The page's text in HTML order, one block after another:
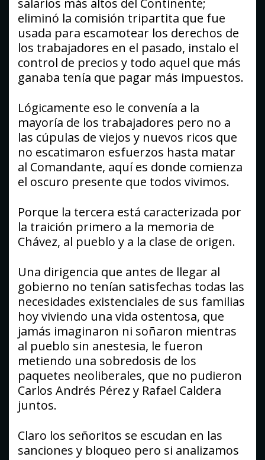
salarios más altos del Continente;
eliminó la comisión tripartita que fue
usada para escamotear los derechos de
los trabajadores en el pasado, instalo el
control de precios y todo aquel que más
ganaba tenía que pagar más impuestos.
Lógicamente eso le convenía a la
mayoría de los trabajadores pero no a
las cúpulas de viejos y nuevos ricos que
no escatimaron esfuerzos hasta matar
al Comandante, aquí es donde comienza
el oscuro presente que todos vivimos.
Porque la tercera está caracterizada por
la traición primero a la memoria de
Chávez, al pueblo y a la clase de origen.
Una dirigencia que antes de llegar al
gobierno no tenían satisfechas todas las
necesidades existenciales de sus familias
hoy viviendo una vida ostentosa, que
jamás imaginaron ni soñaron mientras
al pueblo sin anestesia, le fueron
metiendo una sobredosis de los
paquetes neoliberales, que no pudieron
Carlos Andrés Pérez y Rafael Caldera
juntos.
Claro los señoritos se escudan en las
sanciones y bloqueo pero si analizamos